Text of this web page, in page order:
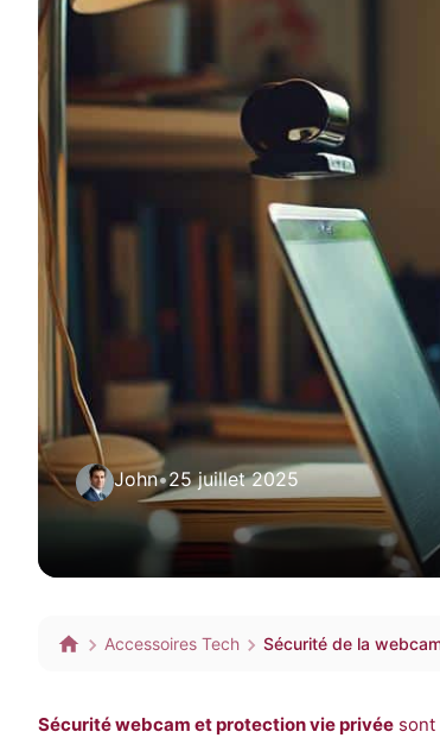
John•25 juillet 2025
Accessoires Tech Sécurité de la
Sécurité webcam et protection vie privée sont